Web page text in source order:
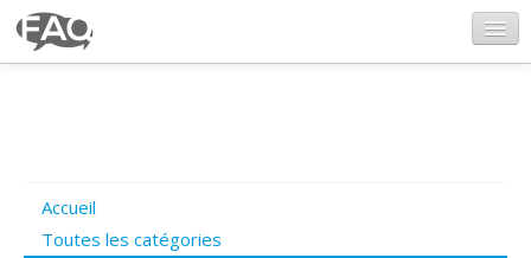
Poser une question
Accueil
Toutes les catégories